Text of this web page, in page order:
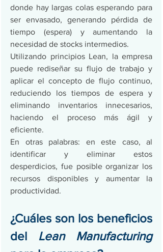
donde hay largas colas esperando para
ser envasado, generando pérdida de
tiempo (espera) y aumentando la
necesidad de stocks intermedios.
Utilizando principios Lean, la empresa
puede rediseñar su flujo de trabajo y
aplicar el concepto de flujo continuo,
reduciendo los tiempos de espera y
eliminando inventarios innecesarios,
haciendo el proceso más ágil y
eficiente.
En otras palabras: en este caso, al
identificar y eliminar estos
desperdicios, fue posible organizar los
recursos disponibles y aumentar la
productividad.
¿Cuáles son los beneficios
del Lean Manufacturing